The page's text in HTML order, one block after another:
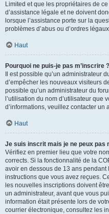
Limited et que les propriétaires de
d’assistance légale et ne doivent
lorsque l’assistance porte sur la
problèmes d’abus ou d’ordres
Haut
Pourquoi ne puis-je pas m’inscrire ?
Il est possible qu’un administrateur
d’empêcher les nouveaux visiteurs
possible qu’un administrateur du
l’utilisation du nom d’utilisateur que
d’informations, veuillez contacter un
Haut
Je suis inscrit mais je ne peux pas
Vérifiez en premier lieu que votre
corrects. Si la fonctionnalité de la
avoir en dessous de 13 ans pendant
instructions que vous avez reçues.
les nouvelles inscriptions doivent
un administrateur, avant que vous
information était présente lors de
courrier électronique, consultez les